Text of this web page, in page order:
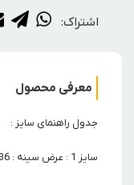
اشتراک:
معرفی محصول
جدول راهنمای سایز :
سایز 1 : عرض سینه : 36 , قد پیراهن : 50